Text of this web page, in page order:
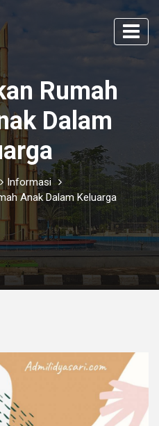
Rumah
Dalam
Informasi
Anak Dalam Keluarga